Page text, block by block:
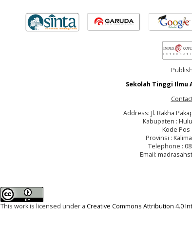
Sekolah Tinggi Ilmu
Address: Jl. Rakha
Kabupaten :
Kode Pos
Provinsi :
Telephone :
Email:
This work is licensed under a Creative Commons Attribution 4.0